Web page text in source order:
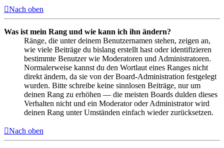
Nach oben
Was ist mein Rang und wie kann ich ihn ändern?
Ränge, die unter deinem Benutzernamen stehen, zeigen an,
wie viele Beiträge du bislang erstellt hast oder identifizieren
bestimmte Benutzer wie Moderatoren und Administratoren.
Normalerweise kannst du den Wortlaut eines Ranges nicht
direkt ändern, da sie von der Board-Administration festgelegt
wurden. Bitte schreibe keine sinnlosen Beiträge, nur um
deinen Rang zu erhöhen — die meisten Boards dulden dieses
Verhalten nicht und ein Moderator oder Administrator wird
deinen Rang unter Umständen einfach wieder zurücksetzen.
Nach oben